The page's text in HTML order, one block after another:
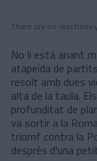
There are no reactions
No li està anant
atapeïda de
resolt amb dues
alta de la taula.
profunditat de
va sortir a la
triomf contra la
després d'una